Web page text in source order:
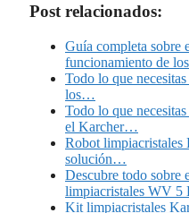
Post relacionados:
Guía completa sobre
funcionamiento de
Todo lo que necesitas
los…
Todo lo que necesitas
el Karcher…
Robot limpiacristales
solución…
Descubre todo sobre
limpiacristales WV
Kit limpiacristales